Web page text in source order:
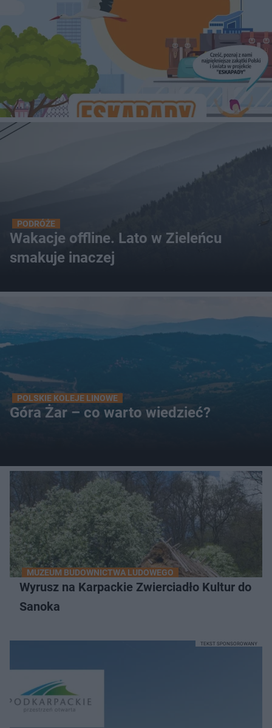
PODRÓŻE
Wakacje offline. Lato w Zieleńcu
smakuje inaczej
POLSKIE KOLEJE LINOWE
Góra Żar – co warto wiedzieć?
MUZEUM BUDOWNICTWA LUDOWEGO
Wyrusz na Karpackie Zwierciadło Kultur do
Sanoka
TEKST SPONSOROWANY